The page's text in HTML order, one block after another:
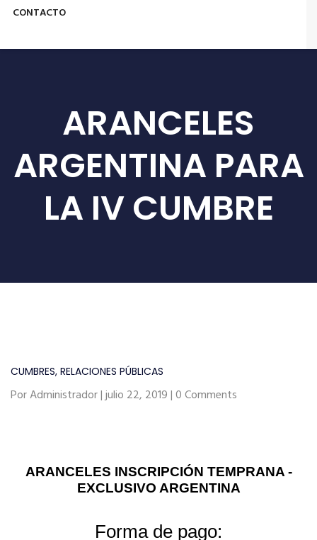
CONTACTO
ARANCELES
ARGENTINA PARA
LA IV CUMBRE
CUMBRES, RELACIONES PÚBLICAS
Por Administrador | julio 22, 2019 | 0 Comments
ARANCELES INSCRIPCIÓN TEMPRANA -
EXCLUSIVO ARGENTINA
Forma de pago: